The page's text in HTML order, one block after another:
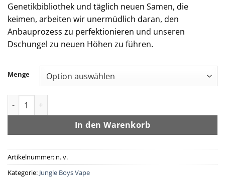
Genetikbibliothek und täglich neuen Samen, die
keimen, arbeiten wir unermüdlich daran, den
Anbauprozess zu perfektionieren und unseren
Dschungel zu neuen Höhen zu führen.
Menge
Jungle Boys | Coma - 1g Live Rosin All-In-One Menge
In den Warenkorb
Artikelnummer: n. v.
Kategorie: Jungle Boys Vape